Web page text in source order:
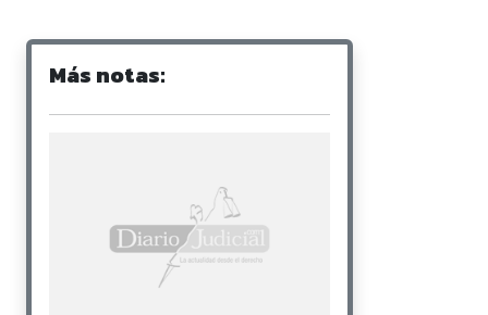
Más notas: